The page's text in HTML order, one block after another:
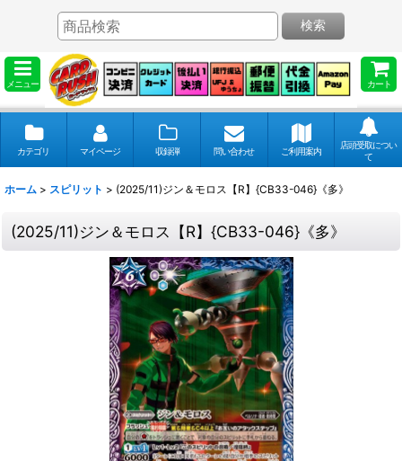
メニュー カート
検索
カテゴリ マイページ 収録弾 問い合わせ ご利用案内
店頭受取につい
て
ホーム > スピリット > (2025/11)ジン＆モロス【R】{CB33-046}《多》
(2025/11)ジン＆モロス【R】{CB33-046}《多》